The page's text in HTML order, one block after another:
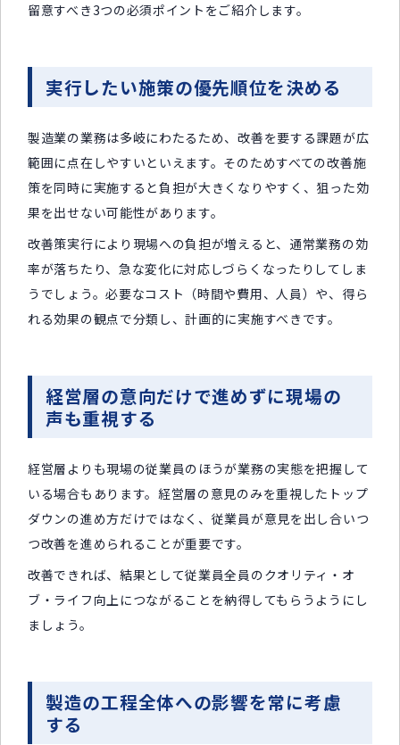
留意すべき3つの必須ポイントをご紹介します。
実行したい施策の優先順位を決める
製造業の業務は多岐にわたるため、改善を要する課題が広
範囲に点在しやすいといえます。そのためすべての改善施
策を同時に実施すると負担が大きくなりやすく、狙った効
果を出せない可能性があります。
改善策実行により現場への負担が増えると、通常業務の効
率が落ちたり、急な変化に対応しづらくなったりしてしま
うでしょう。必要なコスト（時間や費用、人員）や、得ら
れる効果の観点で分類し、計画的に実施すべきです。
経営層の意向だけで進めずに現場の
声も重視する
経営層よりも現場の従業員のほうが業務の実態を把握して
いる場合もあります。経営層の意見のみを重視したトップ
ダウンの進め方だけではなく、従業員が意見を出し合いつ
つ改善を進められることが重要です。
改善できれば、結果として従業員全員のクオリティ・オ
ブ・ライフ向上につながることを納得してもらうようにし
ましょう。
製造の工程全体への影響を常に考慮
する